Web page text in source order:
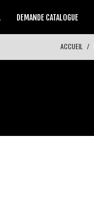
DEMANDE CATALOGUE
ACCUEIL